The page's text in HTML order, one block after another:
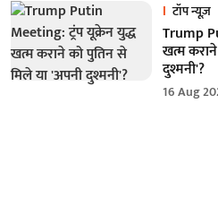
टॉप न्यूज़
Trump
खत्म
दुश्मनी'?
16 Aug